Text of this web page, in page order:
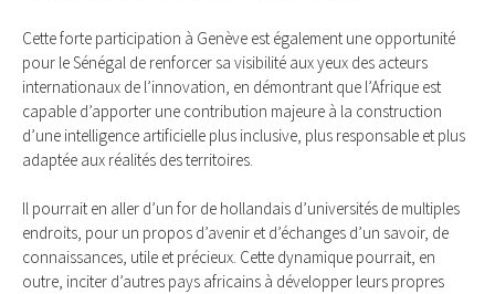
Cette forte participation à Genève est également une opportunité
pour le Sénégal de renforcer sa visibilité aux yeux des acteurs
internationaux de l’innovation, en démontrant que l’Afrique est
capable d’apporter une contribution majeure à la construction
d’une intelligence artificielle plus inclusive, plus responsable et plus
adaptée aux réalités des territoires.
Il pourrait en aller d’un for de hollandais d’universités de multiples
endroits, pour un propos d’avenir et d’échanges d’un savoir, de
connaissances, utile et précieux. Cette dynamique pourrait, en
outre, inciter d’autres pays africains à développer leurs propres